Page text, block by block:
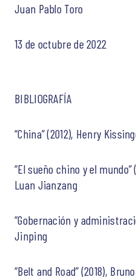
Juan Pablo Toro
13 de octubre de 2022
BIBLIOGRAFÍA
“China” (2012), Henry
“El sueño chino y el mundo”
Luan Jianzang
“Gobernación y
Jinping
“Belt and Road” (2018),